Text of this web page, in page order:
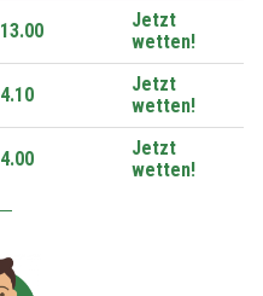
13.00
Jetzt
wetten!
4.10
Jetzt
wetten!
4.00
Jetzt
wetten!